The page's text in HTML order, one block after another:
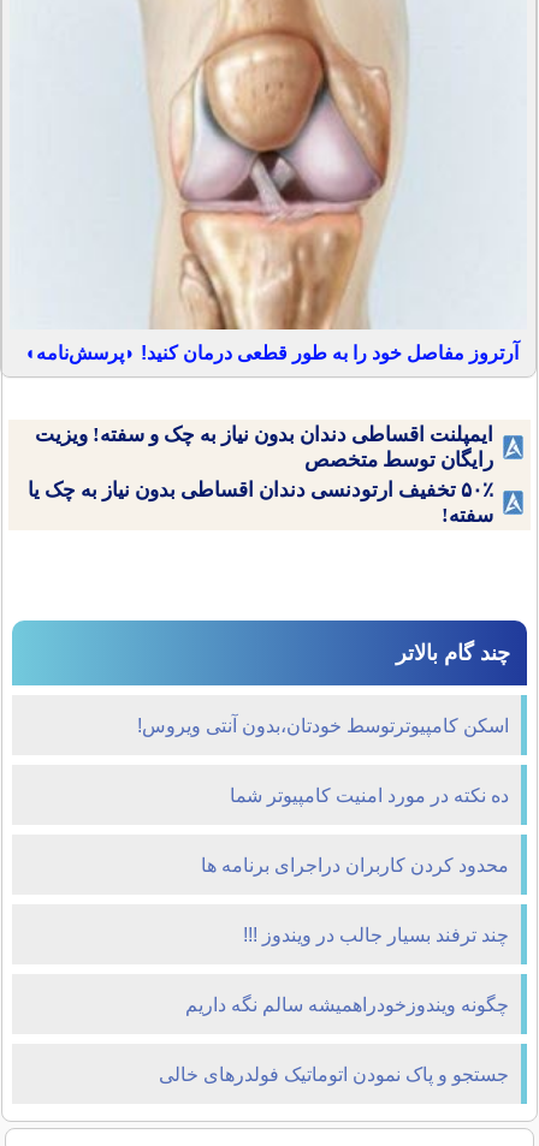
آرتروز مفاصل خود را به طور قطعی درمان کنید! ◗پرسش‌نامه◖
ایمپلنت اقساطی دندان بدون نیاز به چک و سفته! ویزیت
رایگان توسط متخصص
۵۰٪ تخفیف ارتودنسی دندان اقساطی بدون نیاز به چک یا
سفته!
چند گام بالاتر
اسکن کامپیوترتوسط خودتان،بدون آنتی ویروس!
ده نكته در مورد امنيت كامپيوتر شما
محدود کردن کاربران دراجرای برنامه ها
چند ترفند بسيار جالب در ويندوز !!!
چگونه ویندوزخودراهمیشه سالم نگه داریم
جستجو و پاک نمودن اتوماتیک فولدرهای خالی